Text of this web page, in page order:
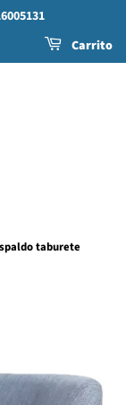
Carrito
taburete